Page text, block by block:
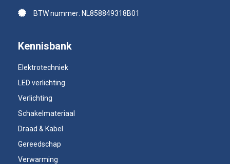
BTW nummer: NL858849318B01
Kennisbank
Elektrotechniek
LED verlichting
Verlichting
Schakelmateriaal
Draad & Kabel
Gereedschap
Verwarming